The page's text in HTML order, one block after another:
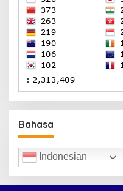
Bahasa
Indonesian